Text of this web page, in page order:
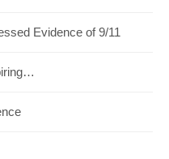
Evidence of 9/11